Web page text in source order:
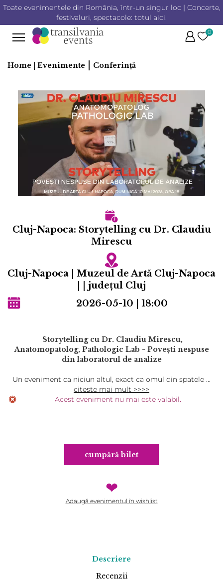
Toate evenimentele din România, într-un singur loc | Concerte,
festivaluri, spectacole: totul aici.
0
Home | Evenimente Conferință
Cluj-Napoca: Storytelling cu Dr. Claudiu
Mirescu
Cluj-Napoca | Muzeul de Artă Cluj-Napoca
| | județul Cluj
2026-05-10 | 18:00
Storytelling cu Dr. Claudiu Mirescu,
Anatomopatolog, Pathologic Lab - Poveşti nespuse
din laboratorul de analize
Un eveniment ca niciun altul, exact ca omul din spatele ...
citeste mai mult >>>>
Acest eveniment nu mai este valabil.
cumpără bilet
❤
Adaugă evenimentul în wishlist
Descriere
Recenzii